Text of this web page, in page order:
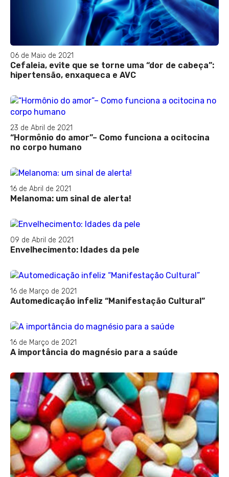
06 de Maio de 2021
Cefaleia, evite que se torne uma “dor de cabeça”:
hipertensão, enxaqueca e AVC
23 de Abril de 2021
“Hormônio do amor”– Como funciona a ocitocina
no corpo humano
16 de Abril de 2021
Melanoma: um sinal de alerta!
09 de Abril de 2021
Envelhecimento: Idades da pele
16 de Março de 2021
Automedicação infeliz “Manifestação Cultural”
16 de Março de 2021
A importância do magnésio para a saúde